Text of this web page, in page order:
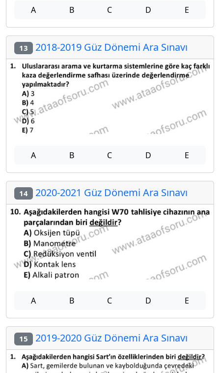
A B C D E
13 2018-2019 Güz Dönemi Ara Sınavı
A B C D E
14 2020-2021 Güz Dönemi Ara Sınavı
A B C D E
15 2019-2020 Güz Dönemi Ara Sınavı